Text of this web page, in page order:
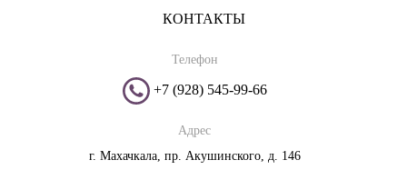
КОНТАКТЫ
Телефон
+7 (928) 545-99-66
Адрес
г. Махачкала, пр. Акушинского, д. 146